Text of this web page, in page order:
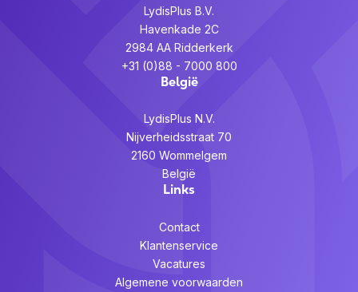
LydisPlus B.V.
Havenkade 2C
2984 AA Ridderkerk
+31 (0)88 - 7000 800
België
LydisPlus N.V.
Nijverheidsstraat 70
2160 Wommelgem
België
Links
Contact
Klantenservice
Vacatures
Algemene voorwaarden